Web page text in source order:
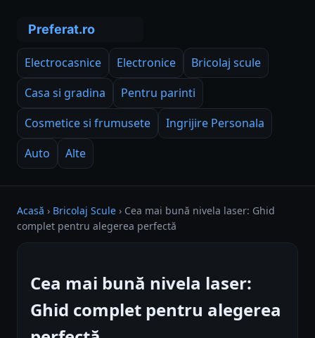
Electrocasnice Electronice
Bricolaj scule
Casa si gradina
Pentru parinti
Cosmetice si frumusete
Ingrijire Personala
Auto
Alte
Acasă › Bricolaj Scule › Cea mai bună nivela laser: Ghid
complet pentru alegerea perfectă
Cea mai bună nivela laser:
Ghid complet pentru alegerea